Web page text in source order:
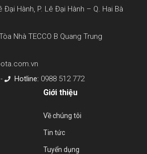
Đại Hành, P. Lê Đại Hành – Q. Hai Bà
Nhà TECCO B Quang Trung
Hotline: 0988 512 772
Giới thiệu
Về chúng tôi
Tin tức
Tuyển dụng